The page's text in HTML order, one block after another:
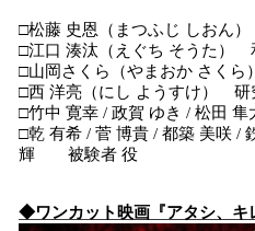
□松藤 史恩（まつふじ しおん
□江口 湊汰（えぐち そうた）
□山岡さくら（やまおか さく
□西 洋亮（にし ようすけ） 研
□竹中 寛幸 / 政賀 ゆき / 松田
□乾 有希 / 菅 博貴 / 都築 美咲 /
輝 被験者 役
◆ワンカット映画『アタシ、キ